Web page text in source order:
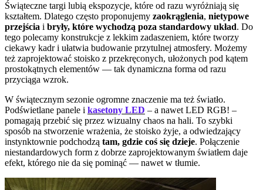
Świąteczne targi lubią ekspozycje, które od razu wyróżniają się
kształtem. Dlatego często proponujemy zaokrąglenia, nietypowe
przejścia i bryły, które wychodzą poza standardowy układ. Do
tego polecamy konstrukcje z lekkim zadaszeniem, które tworzy
ciekawy kadr i ułatwia budowanie przytulnej atmosfery. Możemy
też zaprojektować stoisko z przekręconych, ułożonych pod kątem
prostokątnych elementów — tak dynamiczna forma od razu
przyciąga wzrok.
W świątecznym sezonie ogromne znaczenie ma też światło.
Podświetlane panele i kasetony LED – a nawet LED RGB! –
pomagają przebić się przez wizualny chaos na hali. To szybki
sposób na stworzenie wrażenia, że stoisko żyje, a odwiedzający
instynktownie podchodzą tam, gdzie coś się dzieje. Połączenie
niestandardowych form z dobrze zaprojektowanym światłem daje
efekt, którego nie da się pominąć — nawet w tłumie.